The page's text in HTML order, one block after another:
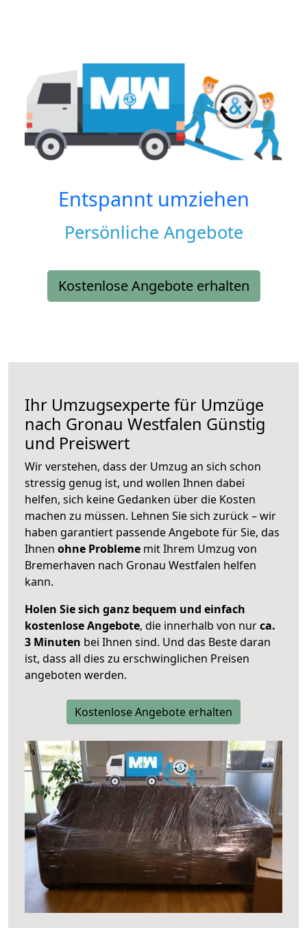
Entspannt umziehen
Persönliche Angebote
Kostenlose Angebote erhalten
Ihr Umzugsexperte für Umzüge
nach Gronau Westfalen Günstig
und Preiswert
Wir verstehen, dass der Umzug an sich schon
stressig genug ist, und wollen Ihnen dabei
helfen, sich keine Gedanken über die Kosten
machen zu müssen. Lehnen Sie sich zurück – wir
haben garantiert passende Angebote für Sie, das
Ihnen ohne Probleme mit Ihrem Umzug von
Bremerhaven nach Gronau Westfalen helfen
kann.
Holen Sie sich ganz bequem und einfach
kostenlose Angebote, die innerhalb von nurca.
3 Minuten bei Ihnen sind. Und das Beste daran
ist, dass all dies zu erschwinglichen Preisen
angeboten werden.
Kostenlose Angebote erhalten